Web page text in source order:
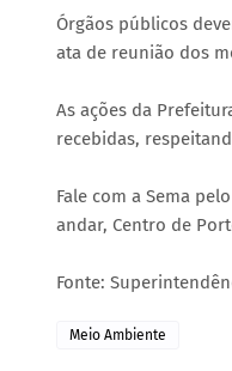
Órgãos públicos
ata de reunião dos
As ações da
recebidas,
Fale com a Sema
andar, Centro de
Fonte:
Meio Ambiente